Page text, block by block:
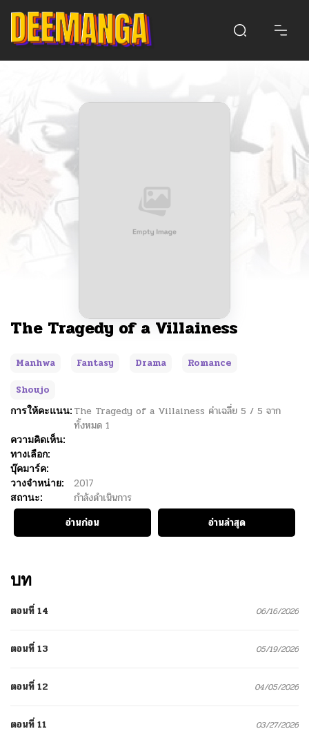
The Tragedy of a Villainess
Manhwa Fantasy Drama
Romance
Shoujo
การให้คะแนน: The Tragedy of a Villainess ค่าเฉลี่ย 5 / 5 จาก
ทั้งหมด 1
ความคิดเห็น:
ทางเลือก:
บุ๊คมาร์ค:
วางจำหน่าย:
2017
สถานะ:
กำลังดำเนินการ
อ่านก่อน
อ่านล่าสุด
บท
ตอนที่ 14 06/16/2026
ตอนที่ 13 05/19/2026
ตอนที่ 12 04/05/2026
ตอนที่ 11 03/27/2026